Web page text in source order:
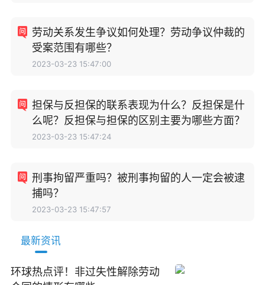
劳动关系发生争议如何处理？劳动争议仲裁的
受案范围有哪些？
2023-03-23 15:47:00
担保与反担保的联系表现为什么？反担保是什
么呢？反担保与担保的区别主要为哪些方面？
2023-03-23 15:47:24
刑事拘留严重吗？被刑事拘留的人一定会被逮
捕吗？
2023-03-23 15:47:57
最新资讯
环球热点评！非过失性解除劳动